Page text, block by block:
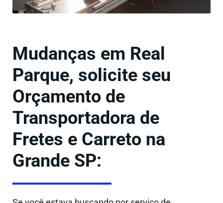
Mudanças em Real
Parque, solicite seu
Orçamento de
Transportadora de
Fretes e Carreto na
Grande SP: